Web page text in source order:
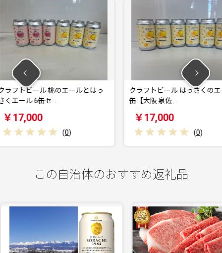
ルとはっ
)
クラフトビール はっさくのエール 6
)
クラフ
この自治体のおすすめ返礼品